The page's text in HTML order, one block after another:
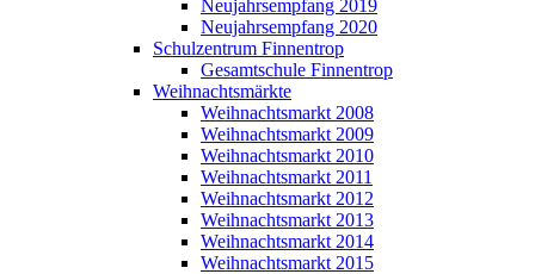
Neujahrsempfang 2019
Neujahrsempfang 2020
Schulzentrum Finnentrop
Gesamtschule Finnentrop
Weihnachtsmärkte
Weihnachtsmarkt 2008
Weihnachtsmarkt 2009
Weihnachtsmarkt 2010
Weihnachtsmarkt 2011
Weihnachtsmarkt 2012
Weihnachtsmarkt 2013
Weihnachtsmarkt 2014
Weihnachtsmarkt 2015